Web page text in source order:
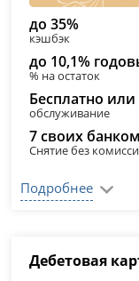
до 35%
кэшбэк
до 10,1%
% на остаток
Бесплатно или
обслуживание
7 своих
Снятие без
Подробнее
Дебетовая